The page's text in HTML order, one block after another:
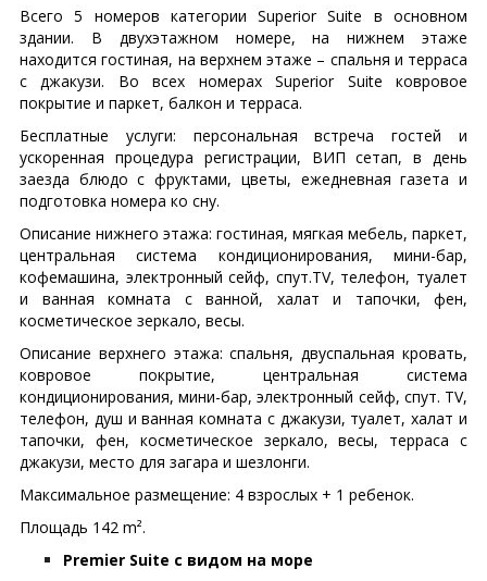
Всего 5 номеров категории Superior Suite в основном
здании. В двухэтажном номере, на нижнем этаже
находится гостиная, на верхнем этаже – спальня и терраса
с джакузи. Во всех номерах Superior Suite ковровое
покрытие и паркет, балкон и терраса.
Бесплатные услуги: персональная встреча гостей и
ускоренная процедура регистрации, ВИП сетап, в день
заезда блюдо с фруктами, цветы, ежедневная газета и
подготовка номера ко сну.
Описание нижнего этажа: гостиная, мягкая мебель, паркет,
центральная система кондиционирования, мини-бар,
кофемашина, электронный сейф, спут.TV, телефон, туалет
и ванная комната с ванной, халат и тапочки, фен,
косметическое зеркало, весы.
Описание верхнего этажа: спальня, двуспальная кровать,
ковровое покрытие, центральная система
кондиционирования, мини-бар, электронный сейф, спут. TV,
телефон, душ и ванная комната с джакузи, туалет, халат и
тапочки, фен, косметическое зеркало, весы, терраса с
джакузи, место для загара и шезлонги.
Максимальное размещение: 4 взрослых + 1 ребенок.
Площадь 142 m².
Premier Suite с видом на море